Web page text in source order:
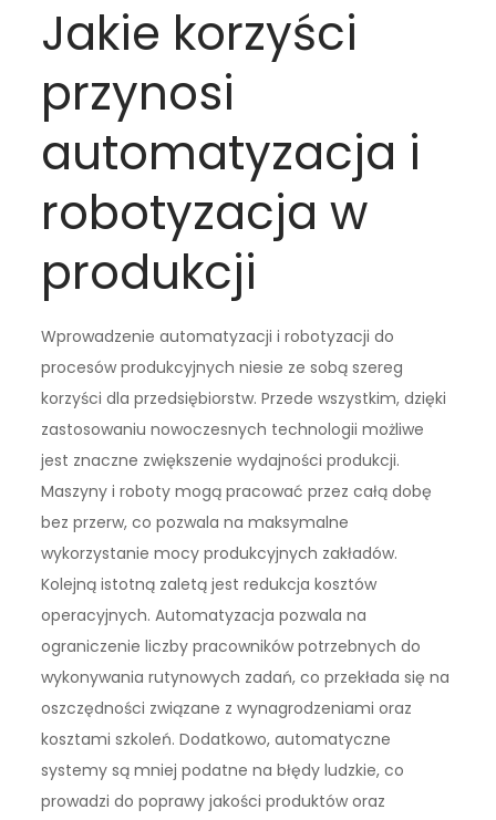
Jakie korzyści
przynosi
automatyzacja i
robotyzacja w
produkcji
Wprowadzenie automatyzacji i robotyzacji do
procesów produkcyjnych niesie ze sobą szereg
korzyści dla przedsiębiorstw. Przede wszystkim, dzięki
zastosowaniu nowoczesnych technologii możliwe
jest znaczne zwiększenie wydajności produkcji.
Maszyny i roboty mogą pracować przez całą dobę
bez przerw, co pozwala na maksymalne
wykorzystanie mocy produkcyjnych zakładów.
Kolejną istotną zaletą jest redukcja kosztów
operacyjnych. Automatyzacja pozwala na
ograniczenie liczby pracowników potrzebnych do
wykonywania rutynowych zadań, co przekłada się na
oszczędności związane z wynagrodzeniami oraz
kosztami szkoleń. Dodatkowo, automatyczne
systemy są mniej podatne na błędy ludzkie, co
prowadzi do poprawy jakości produktów oraz